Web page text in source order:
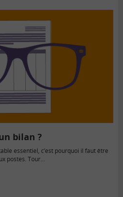
bilan ?
essentiel, c’est pourquoi il faut être
postes. Tour…